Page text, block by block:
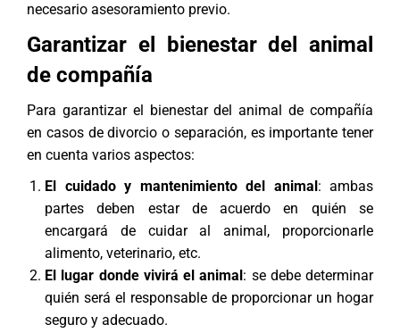
necesario asesoramiento previo.
Garantizar el bienestar del animal
de compañía
Para garantizar el bienestar del animal de compañía
en casos de divorcio o separación, es importante tener
en cuenta varios aspectos:
El cuidado y mantenimiento del animal: ambas
partes deben estar de acuerdo en quién se
encargará de cuidar al animal, proporcionarle
alimento, veterinario, etc.
El lugar donde vivirá el animal: se debe determinar
quién será el responsable de proporcionar un hogar
seguro y adecuado.